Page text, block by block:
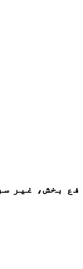
بخش، غیر